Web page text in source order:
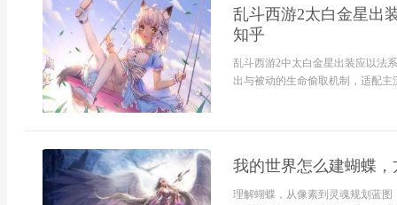
乱斗西游2太白金星出
知乎
乱斗西游2中太白金星出装应以法
出与被动的生命偷取机制，适配主
我的世界怎么建蝴蝶
理解蝴蝶，从像素到灵魂规划蓝